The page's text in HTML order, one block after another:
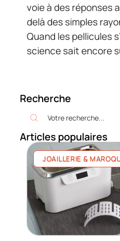
voie à des réponses
delà des simples
Quand les pellicules
science sait encore
Recherche
Articles populaires
JOAILLERIE &